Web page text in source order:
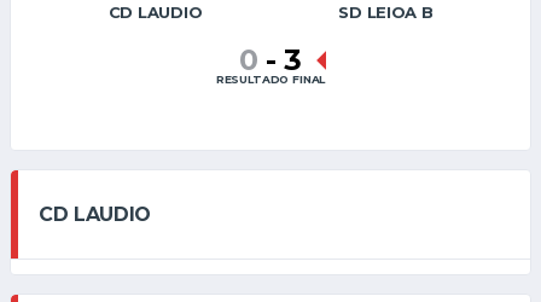
CD LAUDIO SD LEIOA B
0 - 3
RESULTADO FINAL
CD LAUDIO